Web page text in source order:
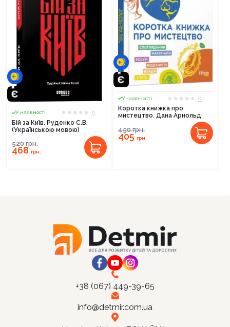
У наявності
0
Бій за Київ. Руденко С.В.
(Українською мовою)
520грн.
468 грн.
У наявності
0
Коротка книжка про
мистецтво. Дана Арнольд
450грн.
405грн.
+38 (067) 449-39-65
info@detmir.com.ua